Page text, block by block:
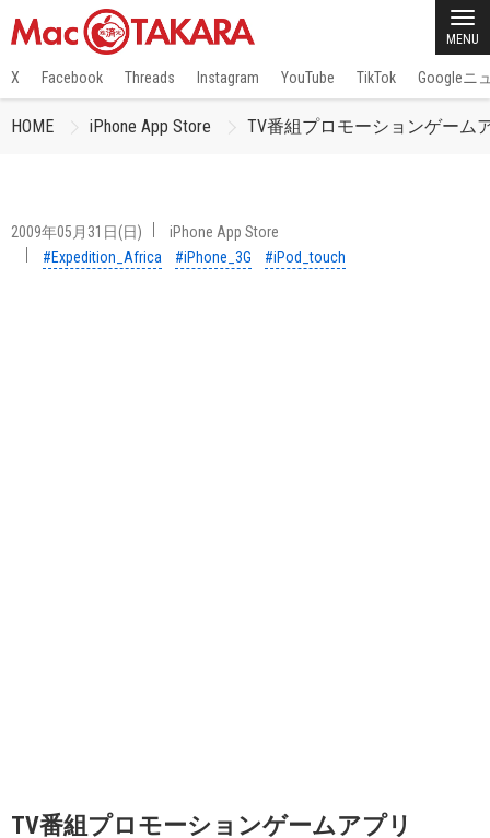
MENU
X Facebook Threads Instagram YouTube TikTok Googleニ
HOME iPhone App Store TV番組プロモーションゲーム
2009年05月31日(日)
iPhone App Store
#Expedition_Africa
#iPhone_3G #iPod_touch
TV番組プロモーションゲームアプリ